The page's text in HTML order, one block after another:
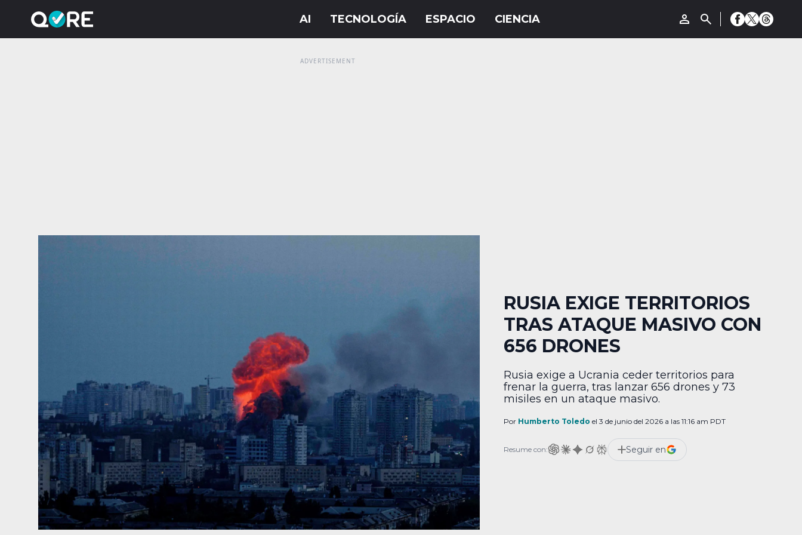
RUSIA EXIGE TERRITORIOS
TRAS ATAQUE MASIVO CON
656 DRONES
Rusia exige a Ucrania ceder territorios para
frenar la guerra, tras lanzar 656 drones y 73
misiles en un ataque masivo.
Por Humberto Toledo el 3 de junio del 2026 a las 11:16 am PDT
Resume con: Seguir en